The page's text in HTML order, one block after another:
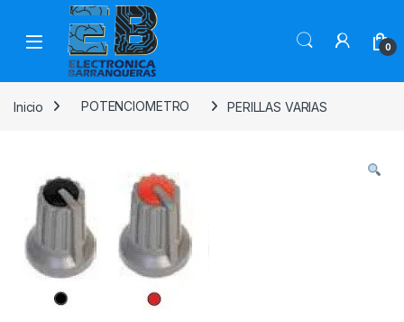
0
Inicio POTENCIOMETRO PERILLAS VARIAS